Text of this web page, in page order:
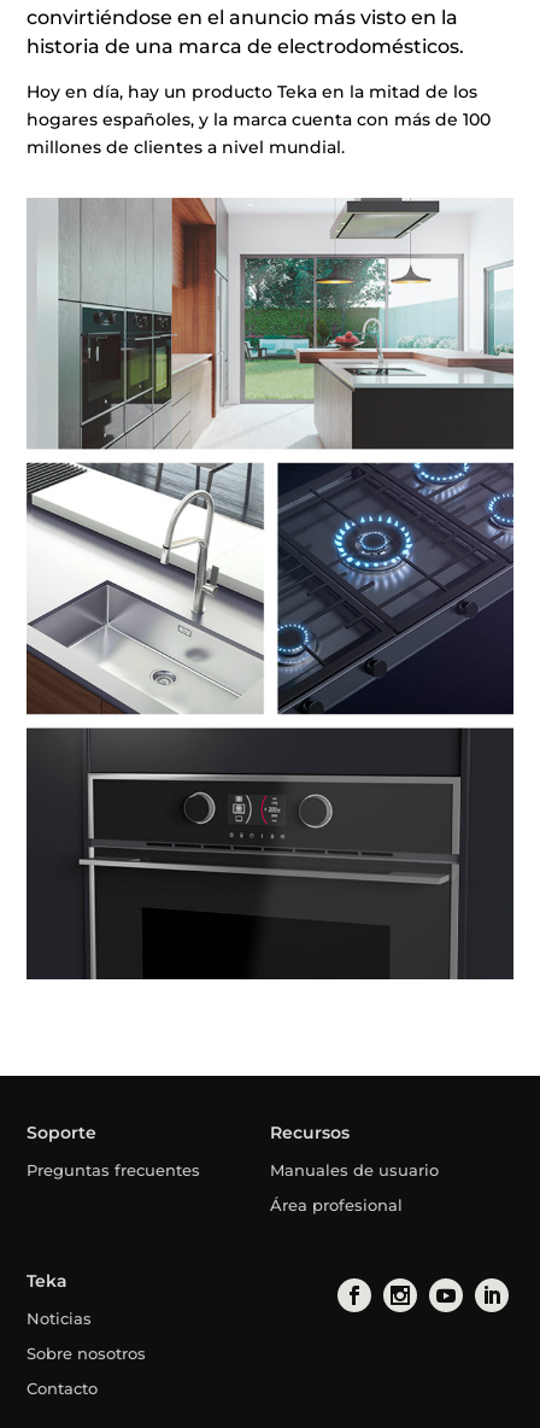
convirtiéndose en el anuncio más visto en la
historia de una marca de electrodomésticos.
Hoy en día, hay un producto Teka en la mitad de los
hogares españoles, y la marca cuenta con más de 100
millones de clientes a nivel mundial.
Soporte
Preguntas frecuentes
Recursos
Manuales de usuario
Área profesional
Teka
Noticias
Sobre nosotros
Contacto